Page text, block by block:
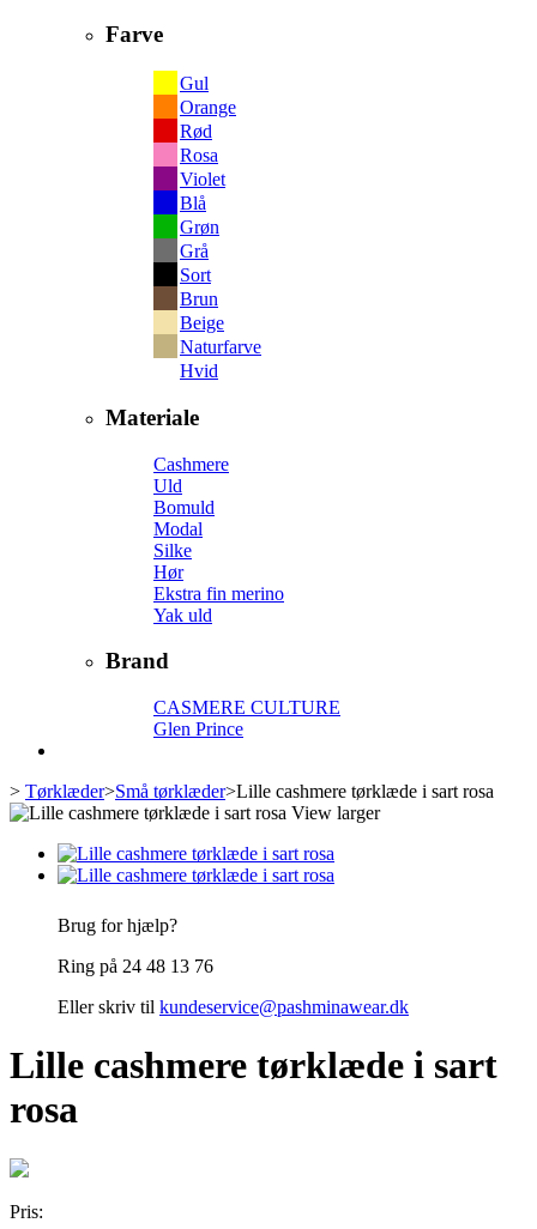
Farve
Gul
Orange
Rød
Rosa
Violet
Blå
Grøn
Grå
Sort
Brun
Beige
Naturfarve
Hvid
Materiale
Cashmere
Uld
Bomuld
Modal
Silke
Hør
Ekstra fin merino
Yak uld
Brand
CASMERE CULTURE
Glen Prince
> Tørklæder>Små tørklæder>Lille cashmere tørklæde i sart rosa
View larger
Brug for hjælp?
Ring på 24 48 13 76
Eller skriv til kundeservice@pashminawear.dk
Lille cashmere tørklæde i sart
rosa
Pris: